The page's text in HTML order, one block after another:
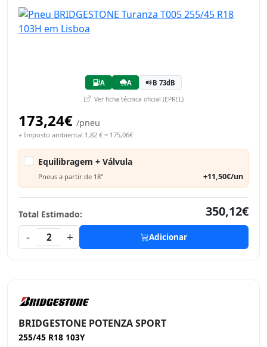
A A B 73dB
Ver ficha técnica oficial (EPREL)
173,24€ /pneu
+ Imposto ambiental 1,82 € = 175,06€
Equilibragem + Válvula
Pneus a partir de 18" +11,50€/un
Total Estimado:
350,12€
-
2 + Adicionar
BRIDGESTONE POTENZA SPORT
255/45 R18 103Y